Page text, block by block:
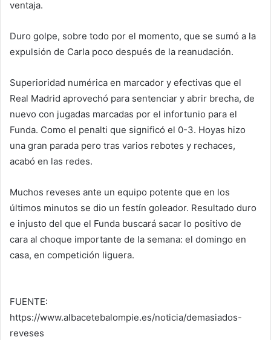
ventaja.
Duro golpe, sobre todo por el momento, que se sumó a la
expulsión de Carla poco después de la reanudación.
Superioridad numérica en marcador y efectivas que el
Real Madrid aprovechó para sentenciar y abrir brecha, de
nuevo con jugadas marcadas por el infortunio para el
Funda. Como el penalti que significó el 0-3. Hoyas hizo
una gran parada pero tras varios rebotes y rechaces,
acabó en las redes.
Muchos reveses ante un equipo potente que en los
últimos minutos se dio un festín goleador. Resultado duro
e injusto del que el Funda buscará sacar lo positivo de
cara al choque importante de la semana: el domingo en
casa, en competición liguera.
FUENTE:
https://www.albacetebalompie.es/noticia/demasiados-
reveses